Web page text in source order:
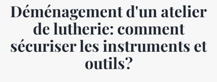
Déménagement d'un atelier
de lutherie: comment
sécuriser les instruments et
outils?